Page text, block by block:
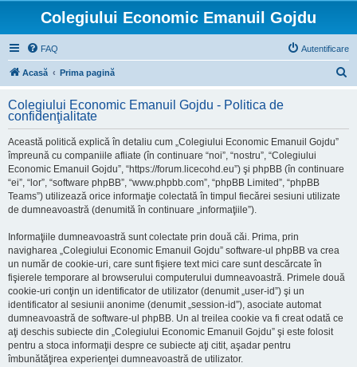
Colegiului Economic Emanuil Gojdu
FAQ Autentificare
Acasă Prima pagină
t
Colegiului Economic Emanuil Gojdu - Politica de
confidenţialitate
Această politică explică în detaliu cum „Colegiului Economic Emanuil Gojdu”
împreună cu companiile afliate (în continuare “noi”, “nostru”, “Colegiului
Economic Emanuil Gojdu”, “https://forum.licecohd.eu”) şi phpBB (în continuare
“ei”, “lor”, “software phpBB”, “www.phpbb.com”, “phpBB Limited”, “phpBB
Teams”) utilizează orice informaţie colectată în timpul fiecărei sesiuni utilizate
de dumneavoastră (denumită în continuare „informaţiile”).
Informaţiile dumneavoastră sunt colectate prin două căi. Prima, prin
navigharea „Colegiului Economic Emanuil Gojdu” software-ul phpBB va crea
un număr de cookie-uri, care sunt fişiere text mici care sunt descărcate în
fişierele temporare al browserului computerului dumneavoastră. Primele două
cookie-uri conţin un identificator de utilizator (denumit „user-id”) şi un
identificator al sesiunii anonime (denumit „session-id”), asociate automat
dumneavoastră de software-ul phpBB. Un al treilea cookie va fi creat odată ce
aţi deschis subiecte din „Colegiului Economic Emanuil Gojdu” şi este folosit
pentru a stoca informaţii despre ce subiecte aţi citit, aşadar pentru
îmbunătăţirea experienţei dumneavoastră de utilizator.